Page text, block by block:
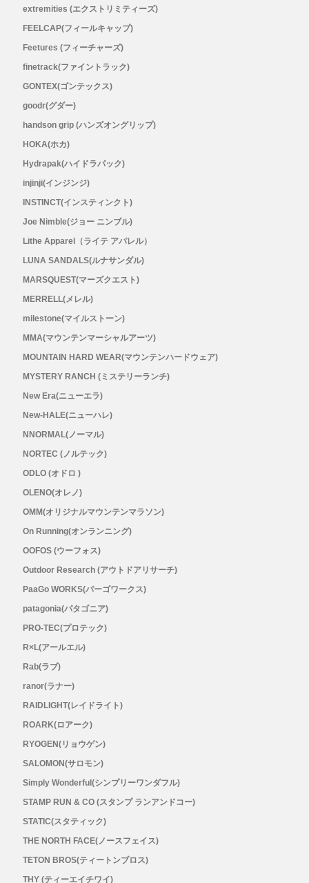
PaaGo WORKS(パーゴワークス)
R×L(アールエル)
Rab(ラブ)
ranor(ラナー)
RAIDLIGHT(レイドライト)
SALOMON(サロモン)
Simply Wonderful(シンプリーワンダフル)
STAMP RUN & CO (スタンプ ランアンド
THE NORTH FACE(ノースフェイス)
TETON BROS(ティートンブロス)
THY (ティーエイチワイ)
Topo Athletic (トポ アスレチック)
XeroShoes（ゼロシューズ）
yamarokko(ヤマロッコ)
YAMAtune(ヤマチューン)
SALE(セール)
extremities (エクストリミティーズ)
FEELCAP(フィールキャップ)
Feetures (フィーチャーズ)
finetrack(ファイントラック)
GONTEX(ゴンテックス)
goodr(グダー)
handson grip (ハンズオングリップ)
HOKA(ホカ)
Hydrapak(ハイドラパック)
injinji(インジンジ)
INSTINCT(インスティンクト)
Joe Nimble(ジョー ニンブル)
Lithe Apparel（ライテ アパレル）
LUNA SANDALS(ルナサンダル)
MARSQUEST(マーズクエスト)
MERRELL(メレル)
milestone(マイルストーン)
MMA(マウンテンマーシャルアーツ)
MOUNTAIN HARD WEAR(マウンテンハードウェア)
MYSTERY RANCH (ミステリーランチ)
New Era(ニューエラ)
New-HALE(ニューハレ)
NNORMAL(ノーマル)
NORTEC (ノルテック)
ODLO (オドロ )
OLENO(オレノ)
OMM(オリジナルマウンテンマラソン)
On Running(オンランニング)
OOFOS (ウーフォス)
Outdoor Research (アウトドアリサーチ)
PaaGo WORKS(パーゴワークス)
patagonia(パタゴニア)
PRO-TEC(プロテック)
R×L(アールエル)
Rab(ラブ)
ranor(ラナー)
RAIDLIGHT(レイドライト)
ROARK(ロアーク)
RYOGEN(リョウゲン)
SALOMON(サロモン)
Simply Wonderful(シンプリーワンダフル)
STAMP RUN & CO (スタンプ ランアンドコー)
STATIC(スタティック)
THE NORTH FACE(ノースフェイス)
TETON BROS(ティートンブロス)
THY (ティーエイチワイ)